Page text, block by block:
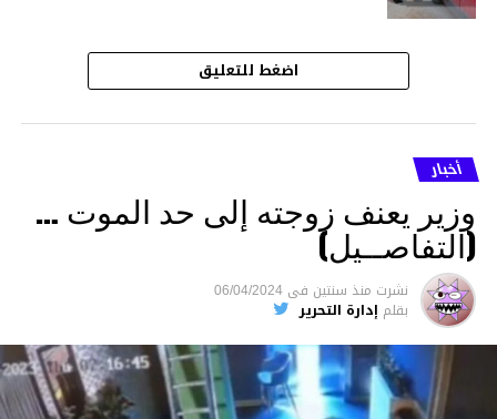
اضغط للتعليق
أخبار
وزير يعنف زوجته إلى حد الموت …
(التفاصــيل)
نشرت منذ سنتين فى 06/04/2024
بقلم إدارة التحرير